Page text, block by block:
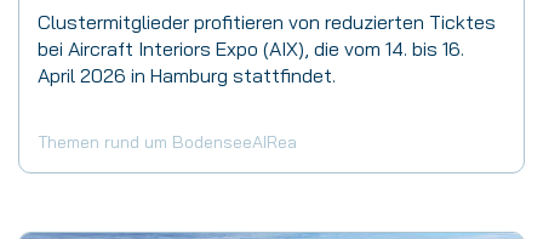
Clustermitglieder profitieren von reduzierten Ticktes
bei Aircraft Interiors Expo (AIX), die vom 14. bis 16.
April 2026 in Hamburg stattfindet.
Themen rund um BodenseeAIRea